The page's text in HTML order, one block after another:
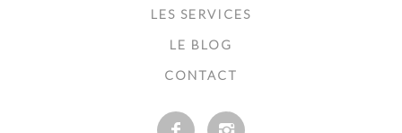
LES SERVICES
LE BLOG
CONTACT